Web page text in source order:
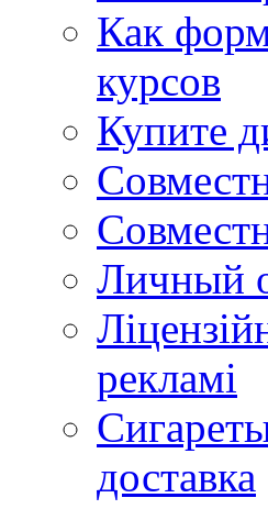
Как
курсов
Купите
Личный
рекламі
доставка